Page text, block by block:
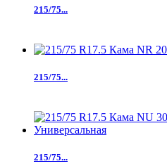
215/75...
215/75...
215/75...